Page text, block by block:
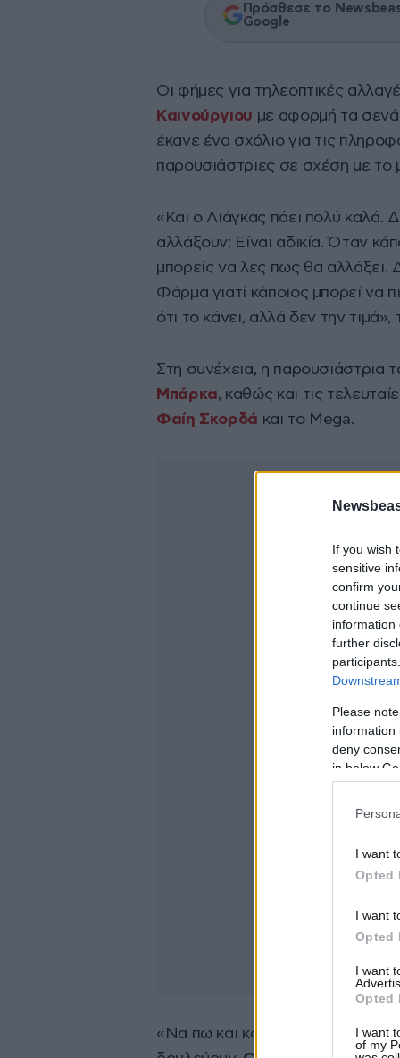
If you wish
sensitive
confirm
continue
information
further
Please
information
deny
in below
I want
Opted
I want
Opted
I want
Opted
I want
of my
Πρόσθεσε το
Google
Οι φήμες για τηλεοπτικές
Καινούργιου με αφορμή τα
έκανε ένα σχόλιο για τις
παρουσιάστριες σε σχέση με
«Και ο Λιάγκας πάει πολύ καλά.
αλλάξουν; Είναι αδικία. Όταν
μπορείς να λες πως θα αλλάξει.
Φάρμα γιατί κάποιος μπορεί να
ότι το κάνει, αλλά δεν την
Στη συνέχεια, η παρουσιάστρια
Μπάρκα, καθώς και τις
Φαίη Σκορδά και το Mega.
«Να πω και κάτι άλλο; Θα το πω